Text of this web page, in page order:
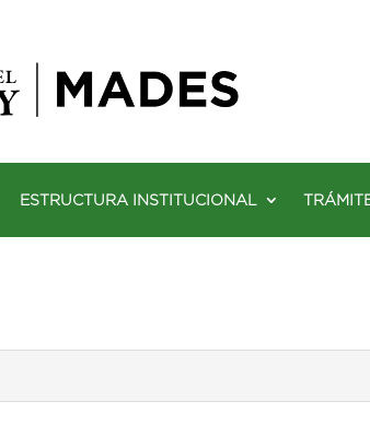
ESTRUCTURA INSTITUCIONAL